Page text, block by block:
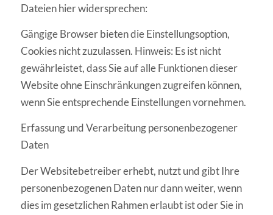
Dateien hier widersprechen:
Gängige Browser bieten die Einstellungsoption,
Cookies nicht zuzulassen. Hinweis: Es ist nicht
gewährleistet, dass Sie auf alle Funktionen dieser
Website ohne Einschränkungen zugreifen können,
wenn Sie entsprechende Einstellungen vornehmen.
Erfassung und Verarbeitung personenbezogener
Daten
Der Websitebetreiber erhebt, nutzt und gibt Ihre
personenbezogenen Daten nur dann weiter, wenn
dies im gesetzlichen Rahmen erlaubt ist oder Sie in